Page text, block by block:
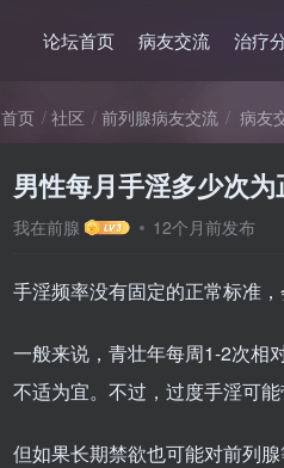
论坛首页 病友交流 治疗
首页 社区 前列腺病友交流 病友
男性每月手淫多少次
我在前腺 12个月前发布
手淫频率没有固定的正常标准
一般来说，青壮年每周1-2次相
不适为宜。不过，过度手淫可
但如果长期禁欲也可能对前列